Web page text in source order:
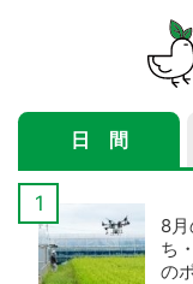
日 間
8
ち
の